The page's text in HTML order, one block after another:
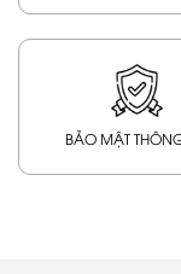
BẢO MẬT